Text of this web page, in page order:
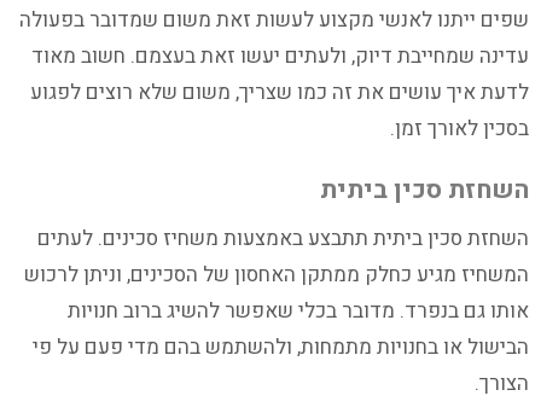
שפים ייתנו לאנשי מקצוע לעשות זאת משום שמדובר בפעולה
עדינה שמחייבת דיוק, ולעתים יעשו זאת בעצמם. חשוב מאוד
לדעת איך עושים את זה כמו שצריך, משום שלא רוצים לפגוע
בסכין לאורך זמן.
השחזת סכין ביתית
השחזת סכין ביתית תתבצע באמצעות משחיז סכינים. לעתים
המשחיז מגיע כחלק ממתקן האחסון של הסכינים, וניתן לרכוש
אותו גם בנפרד. מדובר בכלי שאפשר להשיג ברוב חנויות
הבישול או בחנויות מתמחות, ולהשתמש בהם מדי פעם על פי
הצורך.